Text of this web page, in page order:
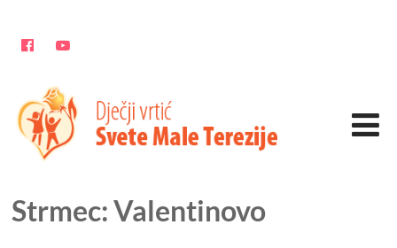
Strmec: Valentinovo